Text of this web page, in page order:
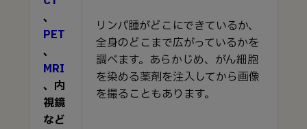
、
PET
、
MRI
、内
視鏡
など
リンパ腫がどこにできているか、
全身のどこまで広がっているかを
調べます。あらかじめ、がん細胞
を染める薬剤を注入してから画像
を撮ることもあります。